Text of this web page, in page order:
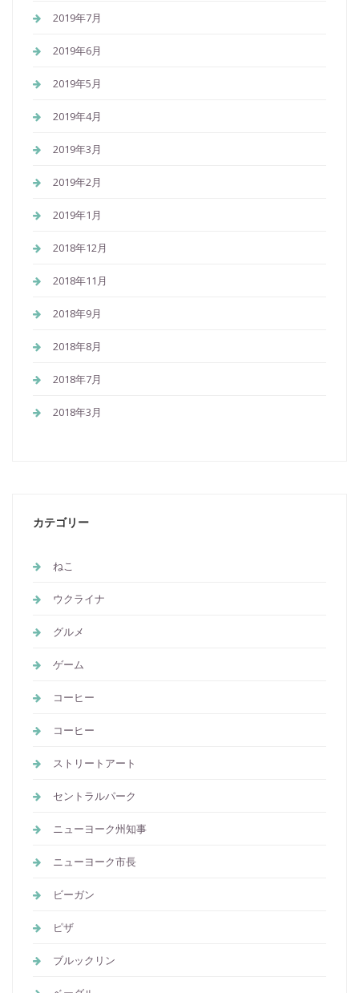
2019年7月
2019年6月
2019年5月
2019年4月
2019年3月
2019年2月
2019年1月
2018年12月
2018年11月
2018年9月
2018年8月
2018年7月
2018年3月
カテゴリー
ねこ
ウクライナ
グルメ
ゲーム
コーヒー
コーヒー
ストリートアート
セントラルパーク
ニューヨーク州知事
ニューヨーク市長
ビーガン
ピザ
ブルックリン